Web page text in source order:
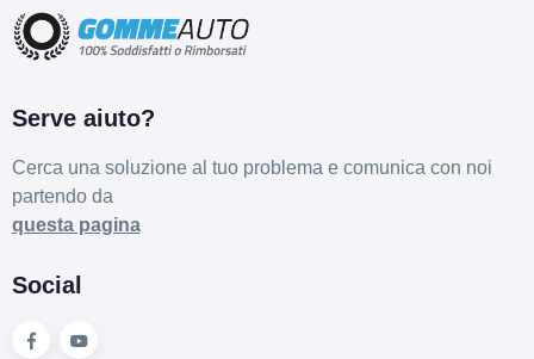
Serve aiuto?
Cerca una soluzione al tuo problema e comunica con noi
partendo da
questa pagina
Social